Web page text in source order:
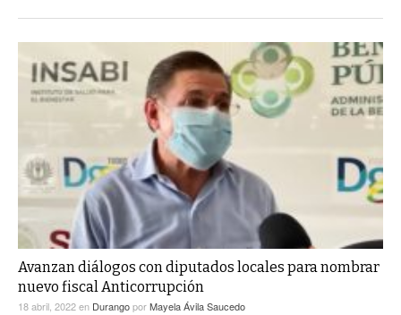
Avanzan diálogos con diputados locales para nombrar
nuevo fiscal Anticorrupción
18 abril, 2022en DurangoporMayela Ávila Saucedo